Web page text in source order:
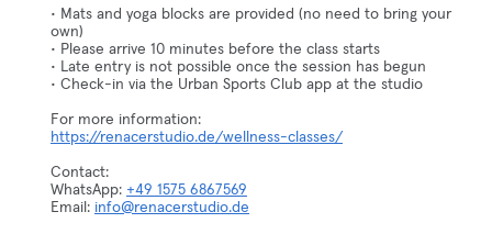
• Mats and yoga blocks are provided (no need to bring your
own)
• Please arrive 10 minutes before the class starts
• Late entry is not possible once the session has begun
• Check-in via the Urban Sports Club app at the studio
https://renacerstudio.de/wellness-classes/
Contact:
WhatsApp: +49 1575 6867569
Email: info@renacerstudio.de